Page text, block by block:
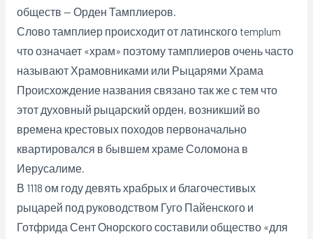
обществ — Орден Тамплиеров.
Слово тамплиер происходит от латинского templum
что означает «храм» поэтому тамплиеров очень часто
называют Храмовниками или Рыцарями Храма
Происхождение названия связано так же с тем что
этот духовный рыцарский орден, возникший во
времена крестовых походов первоначально
квартировался в бывшем храме Соломона в
Иерусалиме.
В 1118 ом году девять храбрых и благочестивых
рыцарей под руководством Гуго Пайенского и
Готфрида Сент Онорского составили общество «для